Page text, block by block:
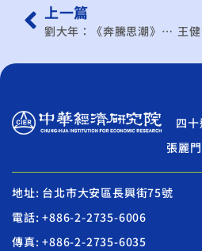
上一篇
劉大年：《奔騰思潮》英國加入CPTPP的啟示
四
張麗
地址: 台北市大安區長興街75號
電話: +886-2-2735-6006
傳真: +886-2-2735-6035